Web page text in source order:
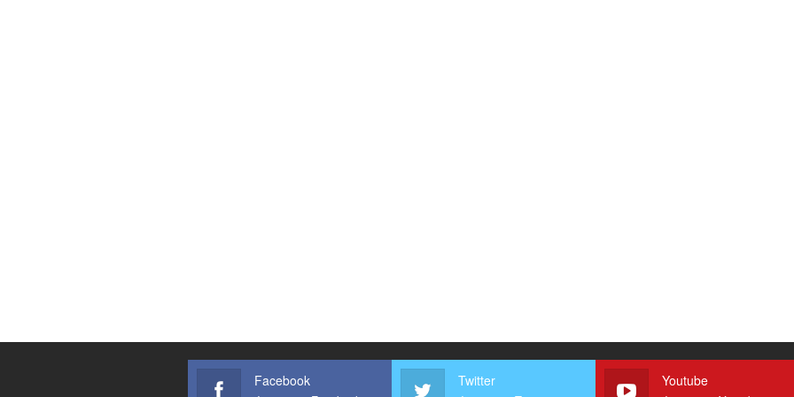
Facebook Twitter Youtube